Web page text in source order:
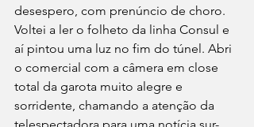
desespero, com prenúncio de choro.
Voltei a ler o folheto da linha Consul e
aí pintou uma luz no fim do túnel. Abri
o comercial com a câmera em close
total da garota muito alegre e
sorridente, chamando a atenção da
telespectadora para uma notícia sur-